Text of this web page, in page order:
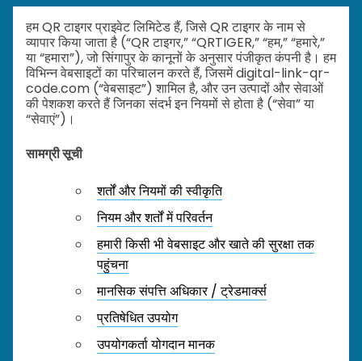
हम QR टाइगर प्राइवेट लिमिटेड हैं, जिसे QR टाइगर के नाम से
व्यापार किया जाता है (“QR टाइगर,” “QRTIGER,” “हम,” “हमारे,”
या “हमारा”), जो सिंगापुर के कानूनों के अनुसार पंजीकृत कंपनी है। हम
विभिन्न वेबसाइटों का परिचालन करते हैं, जिसमें digital-link-qr-
code.com (“वेबसाइट”) शामिल है, और उन उत्पादों और सेवाओं
की पेशकश करते हैं जिनका संदर्भ इन नियमों से होता है (“सेवा” या
“सेवाएं”)।
सामग्री सूची
शर्तों और नियमों की स्वीकृति
नियम और शर्तों में परिवर्तन
हमारी किसी भी वेबसाइट और खाते की सुरक्षा तक
पहुंचना
मानसिक संपत्ति अधिकार / ट्रेडमार्क्स
प्रतिषेधित उपयोग
उपयोगकर्ता योगदान मानक